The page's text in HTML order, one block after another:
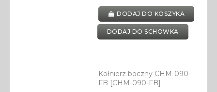
DODAJ DO KOSZYKA
DODAJ DO SCHOWKA
Kołnierz boczny CHM-090-
FB [CHM-090-FB]